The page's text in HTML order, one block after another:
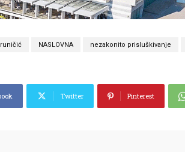
NASLOVNA nezakonito prisluškivanje
Twitter Pinterest